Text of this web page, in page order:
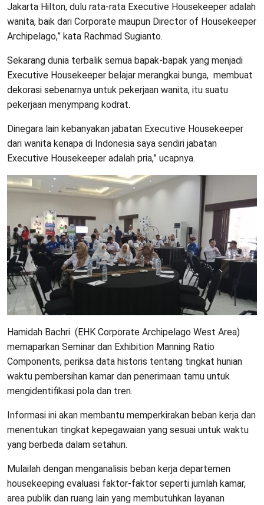
Jakarta Hilton, dulu rata-rata Executive Housekeeper adalah
wanita, baik dari Corporate maupun Director of Housekeeper
Archipelago,” kata Rachmad Sugianto.
Sekarang dunia terbalik semua bapak-bapak yang menjadi
Executive Housekeeper belajar merangkai bunga, membuat
dekorasi sebenarnya untuk pekerjaan wanita, itu suatu
pekerjaan menympang kodrat.
Dinegara lain kebanyakan jabatan Executive Housekeeper
dari wanita kenapa di Indonesia saya sendiri jabatan
Executive Housekeeper adalah pria,” ucapnya.
Hamidah Bachri (EHK Corporate Archipelago West Area)
memaparkan Seminar dan Exhibition Manning Ratio
Components, periksa data historis tentang tingkat hunian
waktu pembersihan kamar dan penerimaan tamu untuk
mengidentifikasi pola dan tren.
Informasi ini akan membantu memperkirakan beban kerja dan
menentukan tingkat kepegawaian yang sesuai untuk waktu
yang berbeda dalam setahun.
Mulailah dengan menganalisis beban kerja departemen
housekeeping evaluasi faktor-faktor seperti jumlah kamar,
area publik dan ruang lain yang membutuhkan layanan